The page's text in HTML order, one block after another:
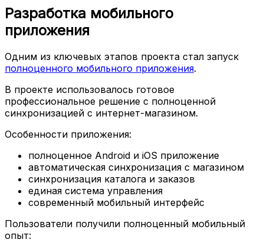
Разработка мобильного
приложения
Одним из ключевых этапов проекта стал запуск
полноценного мобильного приложения.
В проекте использовалось готовое
профессиональное решение с полноценной
синхронизацией с интернет-магазином.
Особенности приложения:
полноценное Android и iOS приложение
автоматическая синхронизация с магазином
синхронизация каталога и заказов
единая система управления
современный мобильный интерфейс
Пользователи получили полноценный мобильный
опыт: